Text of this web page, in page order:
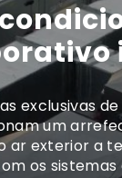
exclusivas
um
ar exterior a
os